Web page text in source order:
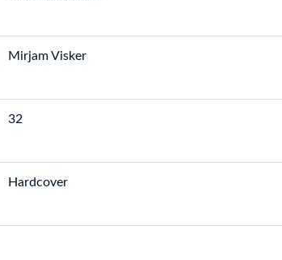
Mirjam Visker
32
Hardcover